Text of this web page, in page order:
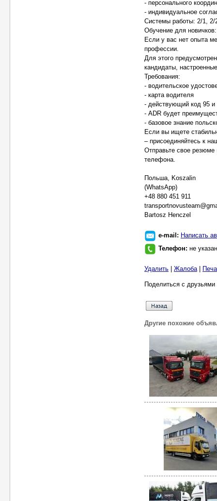
- персонального
- индивидуальное
Системы работы: 2/1, 2/
Обучение для новичков:
Если у вас нет опыта
профессии.
Для этого
кандидаты,
Требования:
- водительское
- карта водителя
- действующий код 95 и
- ADR будет
- базовое знание
Если вы ищете
– присоединяйтесь к
Отправьте свое
телефона.
Польша, Koszalin
(WhatsApp)
+48 880 451 911
Bartosz Henczel
e-mail: Написать
Телефон: не указан
Удалить Жалоба|
Поделиться с
Другие похожие